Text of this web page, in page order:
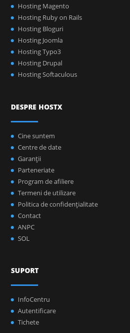
Hosting Magento
Hosting Ruby on Rails
Hosting Bloguri
Hosting Joomla
Hosting Typo3
Hosting Drupal
Hosting Softaculous
DESPRE HOSTX
Cine suntem
Centre de date
Garanţii
Parteneriate
Program de afiliere
Termeni de utilizare
Politica de confidenţialitate
Contact
ANPC
SOL
SUPORT
InfoCentru
Autentificare
Tichete